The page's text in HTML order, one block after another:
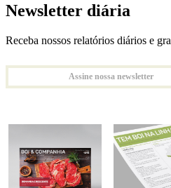
Newsletter diária
Receba nossos relatórios diários e
Assine nossa newsletter